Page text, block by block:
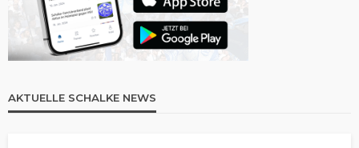
AKTUELLE SCHALKE NEWS